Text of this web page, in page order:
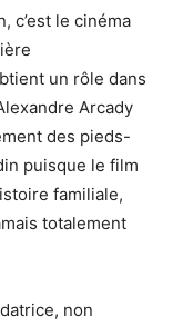
c’est le cinéma
un rôle dans
Arcady
des pieds-
puisque le film
familiale,
totalement
non